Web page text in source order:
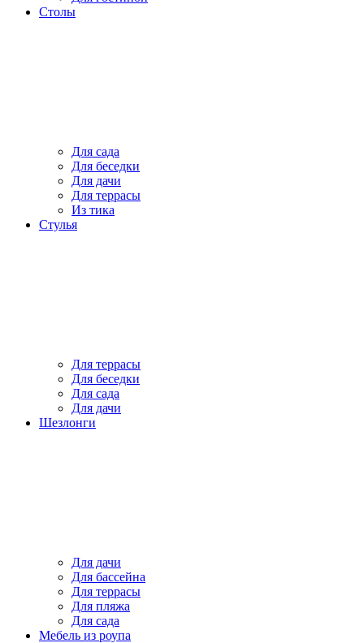
Столы
Для сада
Для беседки
Для дачи
Для террасы
Из тика
Стулья
Для террасы
Для беседки
Для сада
Для дачи
Шезлонги
Для дачи
Для бассейна
Для террасы
Для пляжа
Для сада
Мебель из роупа